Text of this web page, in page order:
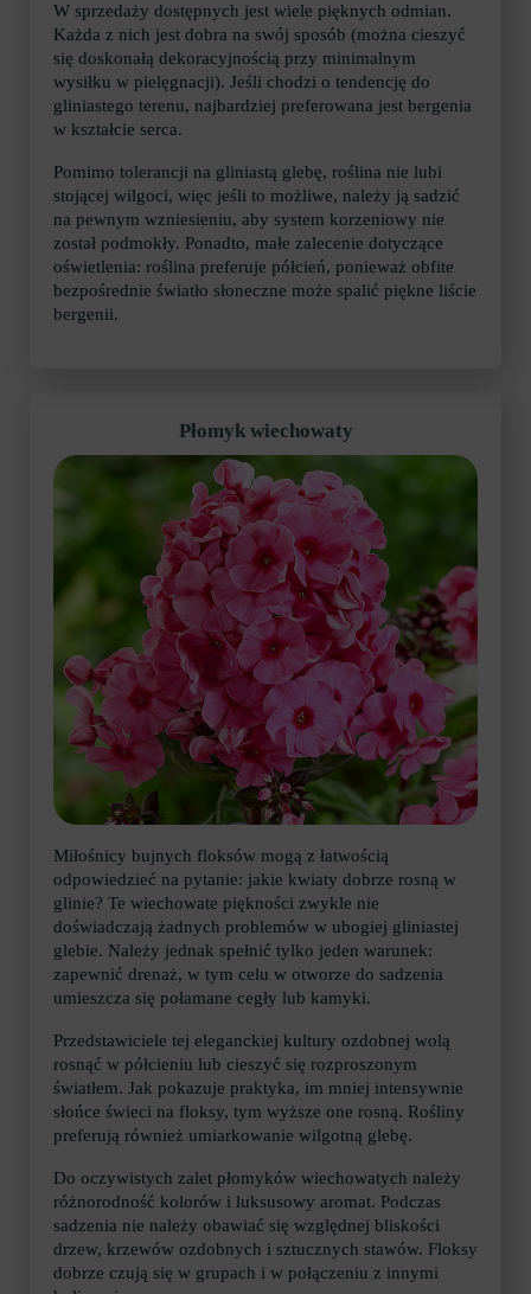
W sprzedaży dostępnych jest wiele pięknych odmian.
Każda z nich jest dobra na swój sposób (można cieszyć
się doskonałą dekoracyjnością przy minimalnym
wysiłku w pielęgnacji). Jeśli chodzi o tendencję do
gliniastego terenu, najbardziej preferowana jest bergenia
w kształcie serca.
Pomimo tolerancji na gliniastą glebę, roślina nie lubi
stojącej wilgoci, więc jeśli to możliwe, należy ją sadzić
na pewnym wzniesieniu, aby system korzeniowy nie
został podmokły. Ponadto, małe zalecenie dotyczące
oświetlenia: roślina preferuje półcień, ponieważ obfite
bezpośrednie światło słoneczne może spalić piękne liście
bergenii.
Płomyk wiechowaty
Miłośnicy bujnych floksów mogą z łatwością
odpowiedzieć na pytanie: jakie kwiaty dobrze rosną w
glinie? Te wiechowate piękności zwykle nie
doświadczają żadnych problemów w ubogiej gliniastej
glebie. Należy jednak spełnić tylko jeden warunek:
zapewnić drenaż, w tym celu w otworze do sadzenia
umieszcza się połamane cegły lub kamyki.
Przedstawiciele tej eleganckiej kultury ozdobnej wolą
rosnąć w półcieniu lub cieszyć się rozproszonym
światłem. Jak pokazuje praktyka, im mniej intensywnie
słońce świeci na floksy, tym wyższe one rosną. Rośliny
preferują również umiarkowanie wilgotną glebę.
Do oczywistych zalet płomyków wiechowatych należy
różnorodność kolorów i luksusowy aromat. Podczas
sadzenia nie należy obawiać się względnej bliskości
drzew, krzewów ozdobnych i sztucznych stawów. Floksy
dobrze czują się w grupach i w połączeniu z innymi